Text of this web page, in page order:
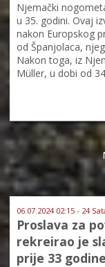
Njemački
u 35. godini. Ovaj
nakon Europskog
od Španjolaca,
Nakon toga, iz
Müller, u dobi od
06.07.2024 02:15 - 24
Proslava za
rekreirao je
prije 33